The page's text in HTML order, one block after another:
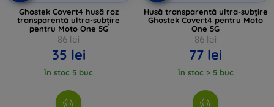
Ghostek Covert4 husă roz
transparentă ultra-subțire
pentru Moto One 5G
86 lei
35 lei
În stoc 5 buc
Husă transparentă ultra-subțire
Ghostek Covert4 pentru Moto
One 5G
86 lei
77 lei
În stoc > 5 buc